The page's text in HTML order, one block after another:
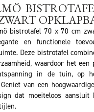
bistrotafel 70 x 70 cm
en functionele
Deze bistrotafel
waardoor het een
in de tuin, op
van een
dat moeiteloos aansluit